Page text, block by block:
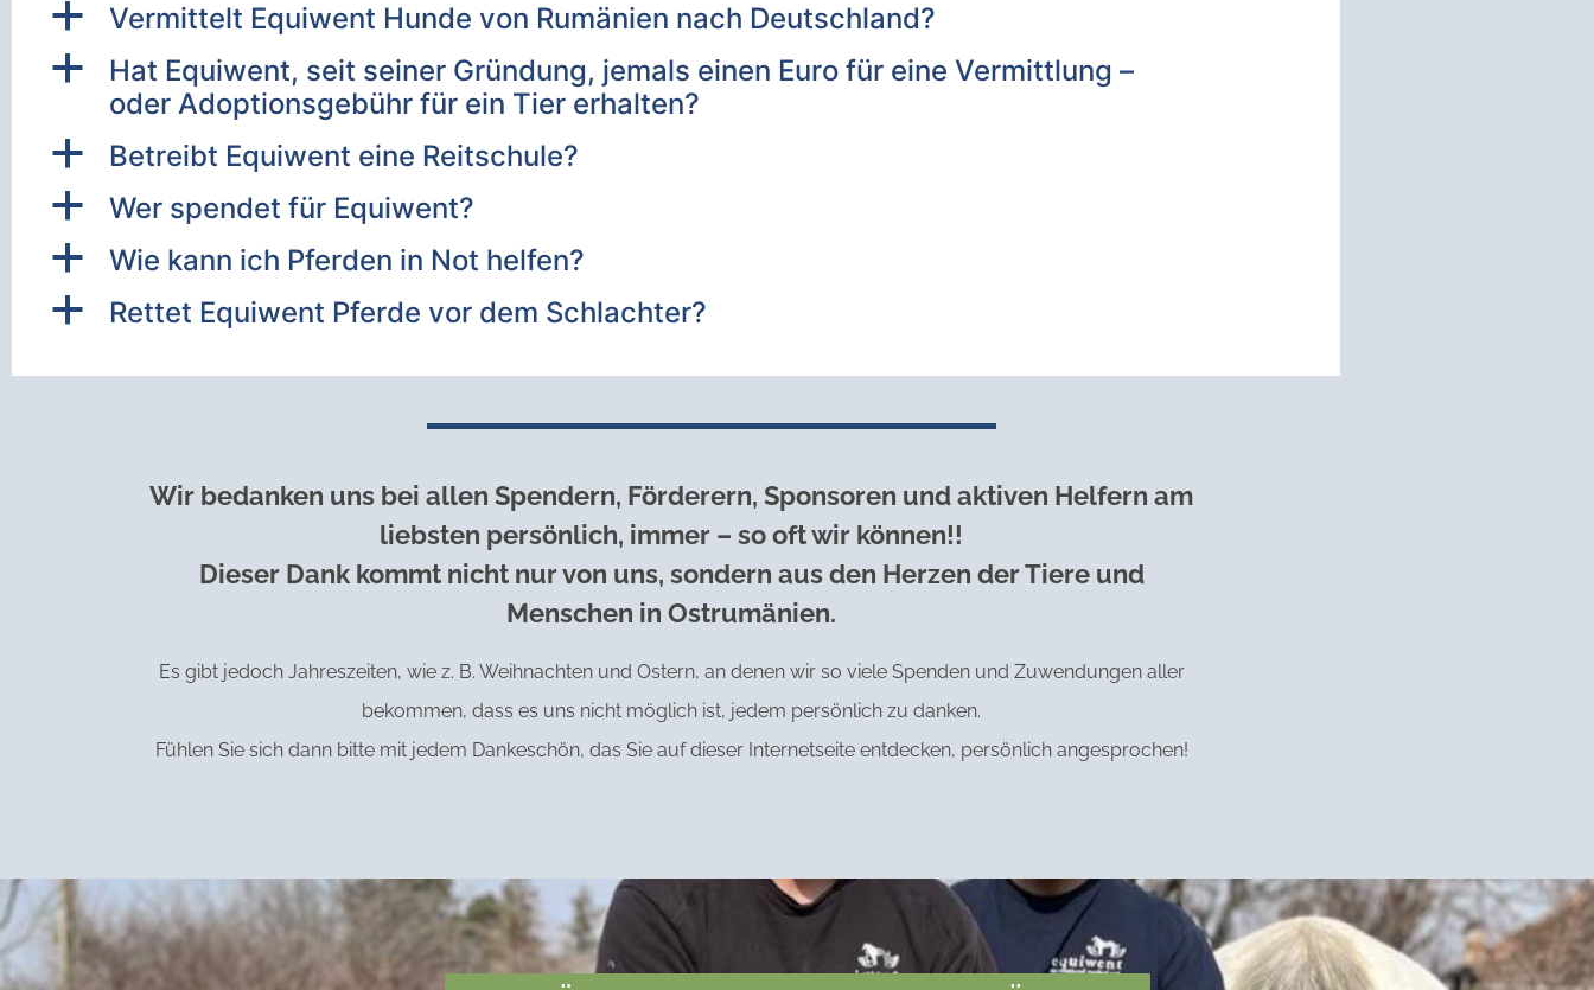
a Vermittelt Equiwent Hunde von Rumänien nach Deutschland?
a
Hat Equiwent, seit seiner Gründung, jemals einen Euro für eine Vermittlung –
oder Adoptionsgebühr für ein Tier erhalten?
a Betreibt Equiwent eine Reitschule?
a Wer spendet für Equiwent?
a Wie kann ich Pferden in Not helfen?
a Rettet Equiwent Pferde vor dem Schlachter?
Wir bedanken uns bei allen Spendern, Förderern, Sponsoren und aktiven Helfern am
liebsten persönlich, immer – so oft wir können!!
Dieser Dank kommt nicht nur von uns, sondern aus den Herzen der Tiere und
Menschen in Ostrumänien.
Es gibt jedoch Jahreszeiten, wie z. B. Weihnachten und Ostern, an denen wir so viele Spenden und Zuwendungen aller
bekommen, dass es uns nicht möglich ist, jedem persönlich zu danken.
Fühlen Sie sich dann bitte mit jedem Dankeschön, das Sie auf dieser Internetseite entdecken, persönlich angesprochen!